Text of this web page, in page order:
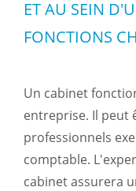
ET AU SEIN
FONCTIONS
Un cabinet
entreprise. Il peut
professionnels
comptable.
cabinet assurera